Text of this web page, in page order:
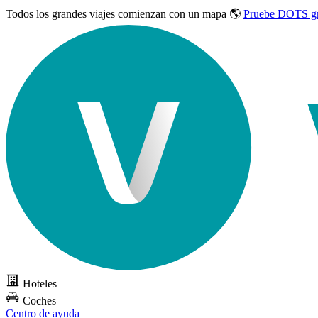
Todos los grandes viajes comienzan con un mapa 🌎 Pruebe DOTS
Hoteles
Coches
Centro de ayuda